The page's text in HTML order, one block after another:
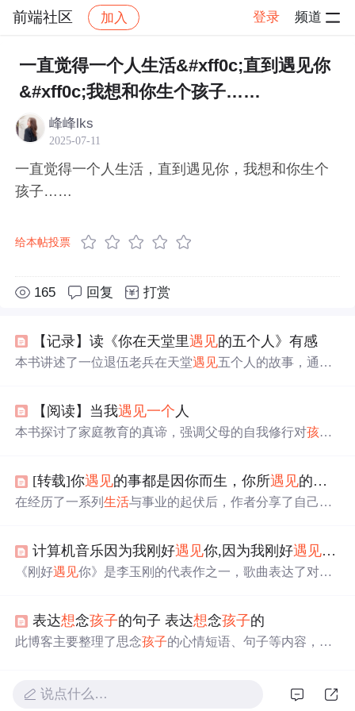
前端社区 加入 登录 频道
社区 前端社区 感慨 帖子详情
一直觉得一个人生活&#xff0c;直到遇见你
&#xff0c;我想和你生个孩子……
峰峰lks
2025-07-11
一直觉得一个人生活，直到遇见你，我想和你生个
孩子……
给本帖投票
165 回复 打赏
【记录】读《你在天堂里遇见的五个人》有感
本书讲述了一位退伍老兵在天堂遇见五个人的故事，通过
【阅读】当我遇见一个 人
本书探讨了家庭教育的真谛，强调父母的自我修行对孩子
健康的亲子关系。书中提出，真正的教育源自父母内心的
觉醒。
[转载]你遇见的事都是因你而生，你所遇见的人都是为你而来（自赵星）
在经历了一系列生活与事业的起伏后，作者分享了自己如
美好与幸福的重要性。同时，通过引用名言警句，鼓励读
者面对未知和变化时保持乐观与坚韧。文章还探讨了个人
计算机音乐因为我刚好遇见你,因为我刚好遇见你歌
《刚好遇见你》是李玉刚的代表作之一，歌曲表达了对生
歌不仅是李玉刚音乐生涯的一个里程碑，也是他对粉丝和
生活中重要人物的感激之情的表达。
表达想念孩子的句子 表达想念孩子的
此博客主要整理了思念孩子的心情短语、句子等内容，包
的期盼。
说点什么…